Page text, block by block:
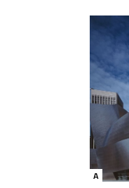
A